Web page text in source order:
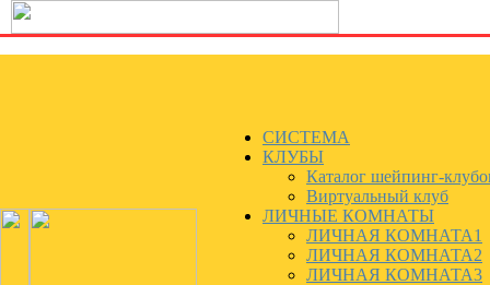
СИСТЕМА
КЛУБЫ
Каталог шейпинг-
Виртуальный клуб
ЛИЧНЫЕ КОМНАТЫ
ЛИЧНАЯ КОМНАТА1
ЛИЧНАЯ КОМНАТА2
ЛИЧНАЯ КОМНАТА3